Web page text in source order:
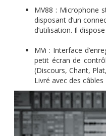
MV88 : Microphone
disposant d’un
d’utilisation. Il
MVi : Interface
petit écran de
(Discours, Chant,
Livré avec des